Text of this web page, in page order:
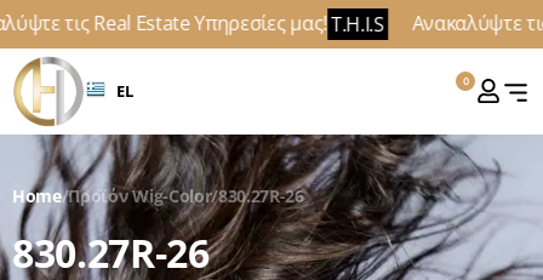
τις Real Estate Υπηρεσίες μας!T.H.I.S Ανακαλύψτε
EL 0
Home/Προϊόν Wig-Color/830.27R-26
830.27R-26